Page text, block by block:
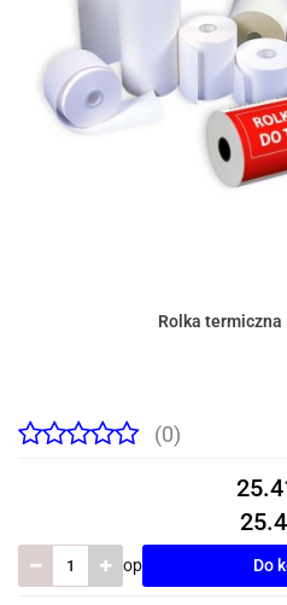
Rolka termiczna
(0)
op Do